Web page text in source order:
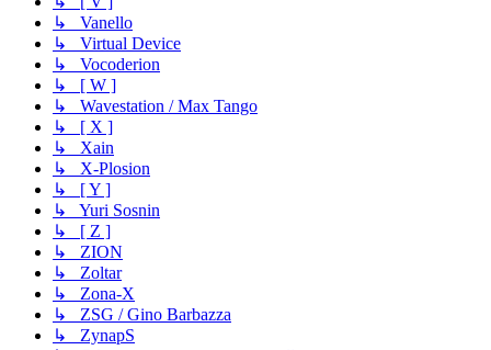
↳ Vanello
↳ Virtual Device
↳ Vocoderion
↳ [ W ]
↳ Wavestation / Max Tango
↳ [ X ]
↳ Xain
↳ X-Plosion
↳ [ Y ]
↳ Yuri Sosnin
↳ [ Z ]
↳ ZION
↳ Zoltar
↳ Zona-X
↳ ZSG / Gino Barbazza
↳ ZynapS